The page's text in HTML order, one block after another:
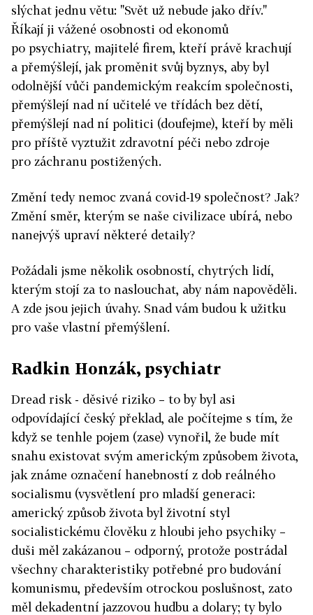
slýchat jednu větu: "Svět už nebude jako dřív."
Říkají ji vážené osobnosti od ekonomů
po psychiatry, majitelé firem, kteří právě krachují
a přemýšlejí, jak proměnit svůj byznys, aby byl
odolnější vůči pandemickým reakcím společnosti,
přemýšlejí nad ní učitelé ve třídách bez dětí,
přemýšlejí nad ní politici (doufejme), kteří by měli
pro příště vyztužit zdravotní péči nebo zdroje
pro záchranu postižených.
Změní tedy nemoc zvaná covid-19 společnost? Jak?
Změní směr, kterým se naše civilizace ubírá, nebo
nanejvýš upraví některé detaily?
Požádali jsme několik osobností, chytrých lidí,
kterým stojí za to naslouchat, aby nám napověděli.
A zde jsou jejich úvahy. Snad vám budou k užitku
pro vaše vlastní přemýšlení.
Radkin Honzák, psychiatr
Dread risk - děsivé riziko – to by byl asi
odpovídající český překlad, ale počítejme s tím, že
když se tenhle pojem (zase) vynořil, že bude mít
snahu existovat svým americkým způsobem života,
jak známe označení hanebností z dob reálného
socialismu (vysvětlení pro mladší generaci:
americký způsob života byl životní styl
socialistickému člověku z hloubi jeho psychiky –
duši měl zakázanou – odporný, protože postrádal
všechny charakteristiky potřebné pro budování
komunismu, především otrockou poslušnost, zato
měl dekadentní jazzovou hudbu a dolary; ty bylo